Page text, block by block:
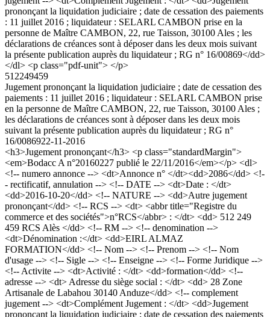
prononçant la liquidation judiciaire ; date de cessation des paiements
: 11 juillet 2016 ; liquidateur : SELARL CAMBON prise en la
personne de Maître CAMBON, 22, rue Taisson, 30100 Ales ; les
déclarations de créances sont à déposer dans les deux mois suivant
la présente publication auprès du liquidateur ; RG n° 16/00869</dd>
</dl> <p class="pdf-unit"> </p>
512249459
Jugement prononçant la liquidation judiciaire ; date de cessation des
paiements : 11 juillet 2016 ; liquidateur : SELARL CAMBON prise
en la personne de Maître CAMBON, 22, rue Taisson, 30100 Ales ;
les déclarations de créances sont à déposer dans les deux mois
suivant la présente publication auprès du liquidateur ; RG n°
16/0086922-11-2016
<h3>Jugement prononçant</h3> <p class="standardMargin">
<em>Bodacc A n°20160227 publié le 22/11/2016</em></p> <dl>
<!-- numero annonce --> <dt>Annonce n° </dt><dd>2086</dd> <!-
- rectificatif, annulation --> <!-- DATE --> <dt>Date : </dt>
<dd>2016-10-20</dd> <!-- NATURE --> <dd>Autre jugement
prononçant</dd> <!-- RCS --> <dt> <abbr title="Registre du
commerce et des sociétés">n°RCS</abbr> : </dt> <dd> 512 249
459 RCS Alès </dd> <!-- RM --> <!-- denomination -->
<dt>Dénomination :</dt> <dd>EIRL ALMAZ
FORMATION</dd> <!-- Nom --> <!-- Prenom --> <!-- Nom
d'usage --> <!-- Sigle --> <!-- Enseigne --> <!-- Forme Juridique -->
<!-- Activite --> <dt>Activité : </dt> <dd>formation</dd> <!--
adresse --> <dt> Adresse du siège social : </dt> <dd> 28 Zone
Artisanale de Labahou 30140 Anduze</dd> <!-- complement
jugement --> <dt>Complément Jugement : </dt> <dd>Jugement
prononçant la liquidation judiciaire ; date de cessation des paiements